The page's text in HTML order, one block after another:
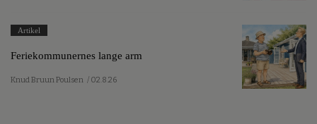
Artikel
Feriekommunernes lange arm
Knud Bruun Poulsen / 02.8.26